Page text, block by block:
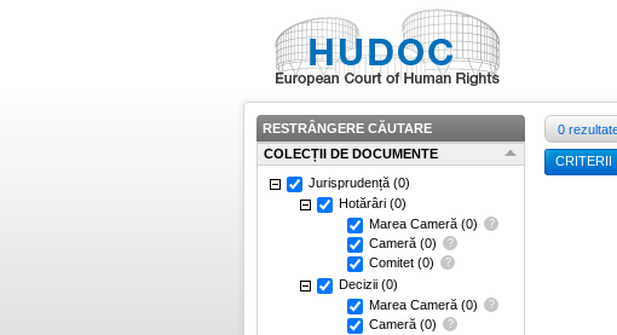
RESTRÂNGERE CĂUTARE
COLECȚII DE DOCUMENTE
Jurisprudență (0)
Hotărâri (0)
Marea Cameră (0)
Cameră (0)
Comitet (0)
Decizii (0)
Marea Cameră (0)
Cameră (0)
0
CRITERII